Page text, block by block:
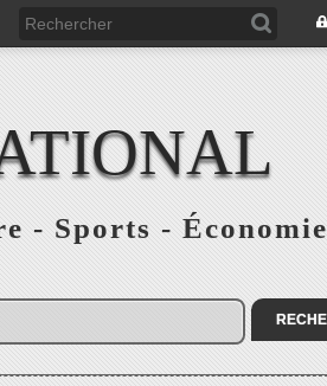
- Sports - Économie